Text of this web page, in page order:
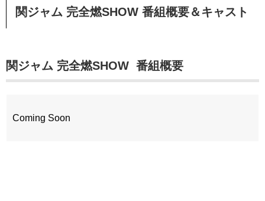
関ジャム 完全燃SHOW 番組概要＆キャスト
関ジャム 完全燃SHOW 番組概要
Coming Soon